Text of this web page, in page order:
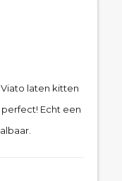
laten kitten
perfect! Echt een